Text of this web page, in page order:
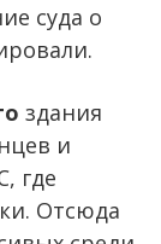
суда о
здания
и
где
Отсюда